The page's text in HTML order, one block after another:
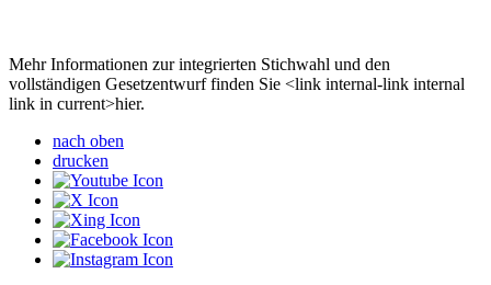
Mehr Informationen zur integrierten Stichwahl und den
vollständigen Gesetzentwurf finden Sie <link internal-link internal
link in current>hier.
nach oben
drucken